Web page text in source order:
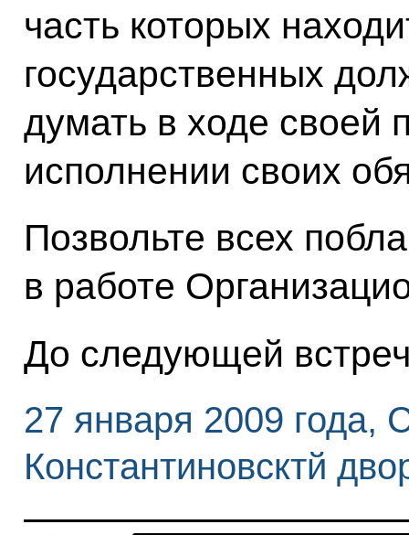
часть которых
государственных
думать в ходе своей
исполнении своих
Позвольте всех
в работе
До следующей
27 января 2009 года,
Константиновсктй